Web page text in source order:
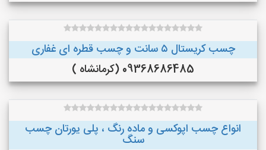
چسب کریستال ۵ سانت و چسب قطره ای غفاری
09368686485 (کرمانشاه )
انواع چسب اپوکسی و ماده رنگ ، پلی یورتان چسب
سنگ